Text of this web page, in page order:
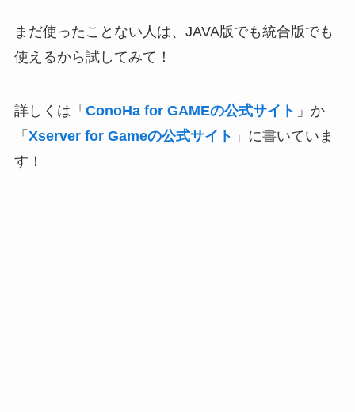
まだ使ったことない人は、JAVA版でも統合版でも
使えるから試してみて！
詳しくは「 ConoHa for GAMEの公式サイト 」か
「 Xserver for Gameの公式サイト 」に書いていま
す！